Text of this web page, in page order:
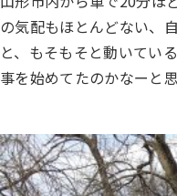
の気配もほとんどない、
と、もそもそと動いてい
事を始めてたのかなーと